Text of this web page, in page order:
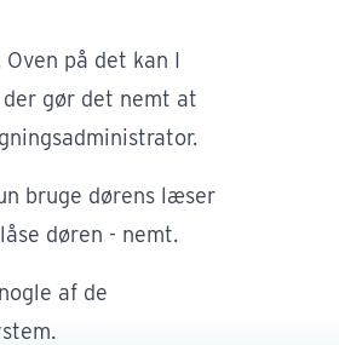
på det kan I
gør det nemt at
bruge dørens læser
døren - nemt.
af de